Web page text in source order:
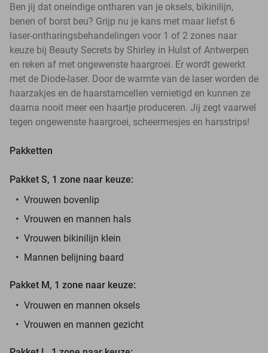
Ben jij dat oneindige ontharen van je oksels, bikinilijn,
benen of borst beu? Grijp nu je kans met maar liefst 6
laser-ontharingsbehandelingen voor 1 of 2 zones naar
keuze bij Beauty Secrets by Shirley in Hulst of Antwerpen
en reken af met ongewenste haargroei. Er wordt gewerkt
met de Diode-laser. Door de warmte van de laser worden de
haarzakjes en de haarstamcellen vernietigd en kunnen ze
daarna nooit meer een haartje produceren. Jij zegt vaarwel
tegen ongewenste haargroei, scheermesjes en harsstrips!
Pakketten
Pakket S, 1 zone naar keuze:
Vrouwen bovenlip
Vrouwen en mannen hals
Vrouwen bikinilijn klein
Mannen belijning baard
Pakket M, 1 zone naar keuze:
Vrouwen en mannen oksels
Vrouwen en mannen gezicht